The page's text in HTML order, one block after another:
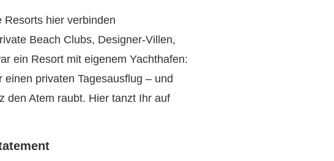
Resorts hier verbinden
Beach Clubs, Designer-Villen,
ein Resort mit eigenem Yachthafen:
privaten Tagesausflug – und
den Atem raubt. Hier tanzt Ihr auf